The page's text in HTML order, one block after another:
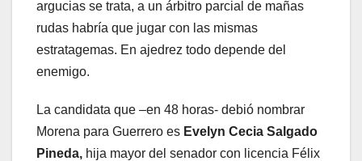
argucias se trata, a un árbitro parcial de mañas
rudas habría que jugar con las mismas
estratagemas. En ajedrez todo depende del
enemigo.
La candidata que –en 48 horas- debió nombrar
Morena para Guerrero es Evelyn Cecia Salgado
Pineda, hija mayor del senador con licencia Félix